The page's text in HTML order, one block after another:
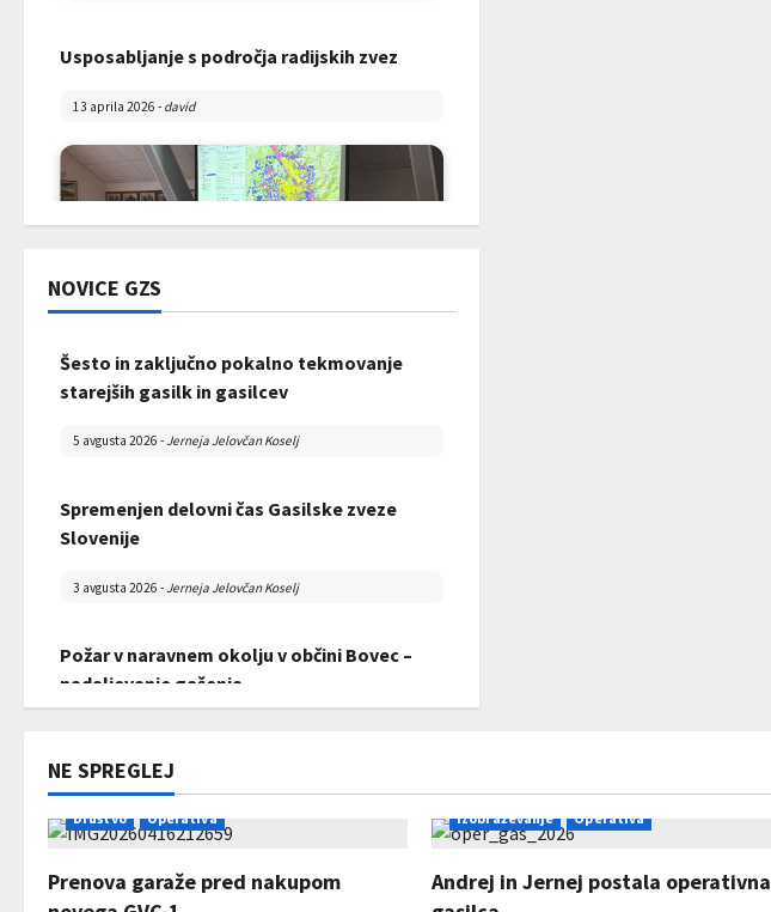
Usposabljanje s področja radijskih zvez
13 aprila 2026 - david
Skupščina Gasilske zveze Mislinjske doline
2026
28 marca 2026 -david
NOVICE GZS
Šesto in zaključno pokalno tekmovanje
starejših gasilk in gasilcev
5 avgusta 2026 -Jerneja Jelovčan Koselj
Spremenjen delovni čas Gasilske zveze
Slovenije
3 avgusta 2026 - Jerneja Jelovčan Koselj
Požar v naravnem okolju v občini Bovec –
nadaljevanje gašenja
Končno poročilo Razpisa za sofinanciranje
GZRO za leto 2026
31 julija 2026-AdrianaC
NE SPREGLEJ
Društvo Operativa
Prenova garaže pred nakupom
Izobraževanje Operativa
Andrej in Jernej postala operativna